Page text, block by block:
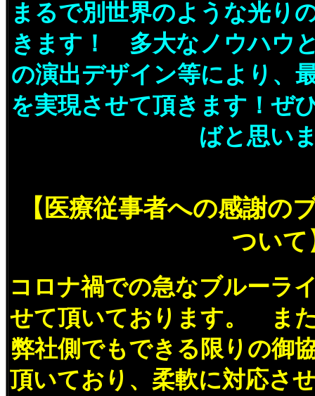
まるで別世界のような光り
きます！ 多大なノウハウ
の演出デザイン等により、
を実現させて頂きます！ぜ
ばと思い
【医療従事者への感謝の
ついて
コロナ禍での急なブルーラ
せて頂いております。 ま
弊社側でもできる限りの御
頂いており、柔軟に対応さ